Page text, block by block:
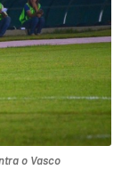
o Vasco